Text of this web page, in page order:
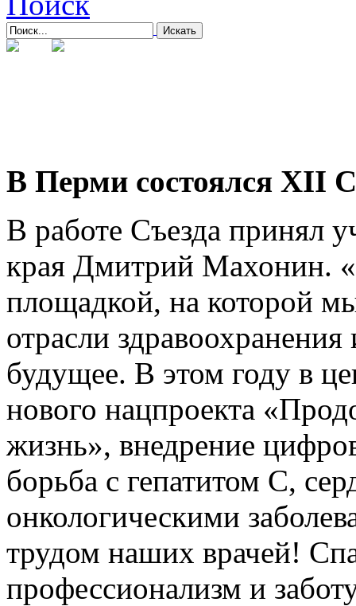
В Перми состоялся XII
В работе Съезда принял
края Дмитрий Махонин.
площадкой, на которой
отрасли
будущее. В этом году в
нового нацпроекта
жизнь», внедрение
борьба с гепатитом С,
онкологическими
трудом наших врачей!
профессионализм и